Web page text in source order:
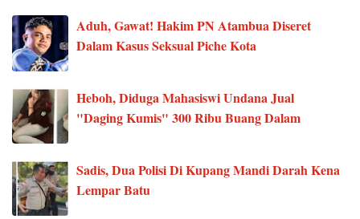
Aduh, Gawat! Hakim PN Atambua Diseret
Dalam Kasus Seksual Piche Kota
Heboh, Diduga Mahasiswi Undana Jual
"Daging Kumis" 300 Ribu Buang Dalam
Sadis, Dua Polisi Di Kupang Mandi Darah Kena
Lempar Batu